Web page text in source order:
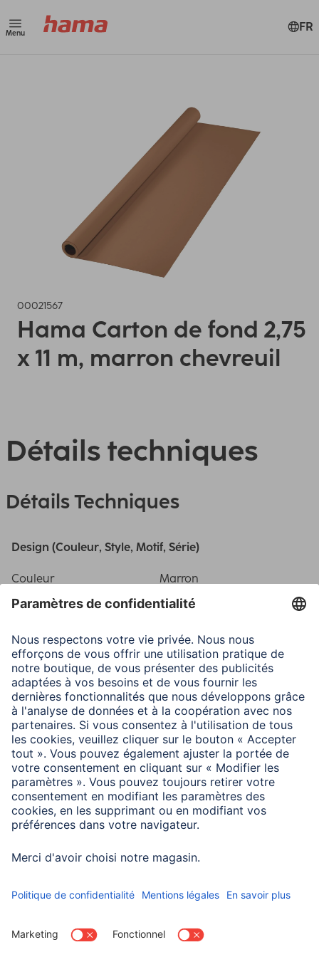
Menu FR
00021567
Hama Carton de fond 2,75
x 11 m, marron chevreuil
Détails techniques
Détails Techniques
Design (Couleur, Style, Motif, Série)
Couleur Marron
Couleurs disponibles marron faon
Caractéristiques techniques
Matière Carton
Dimensions
Width x Length 2,75 x 11 m